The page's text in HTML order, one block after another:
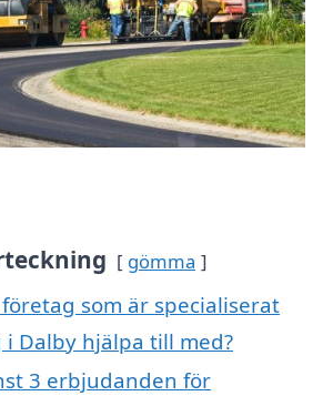
gömma
som är specialiserat
Dalby hjälpa till med?
3 erbjudanden för